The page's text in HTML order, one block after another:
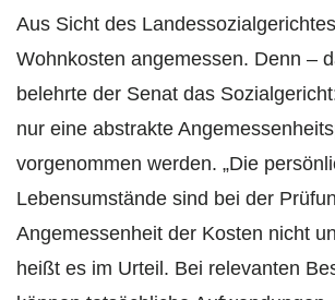
Aus Sicht des
Wohnkosten angemessen. Denn –
belehrte der Senat das
nur eine abstrakte
vorgenommen werden. „Die
Lebensumstände sind bei der
Angemessenheit der Kosten nicht
heißt es im Urteil. Bei relevanten